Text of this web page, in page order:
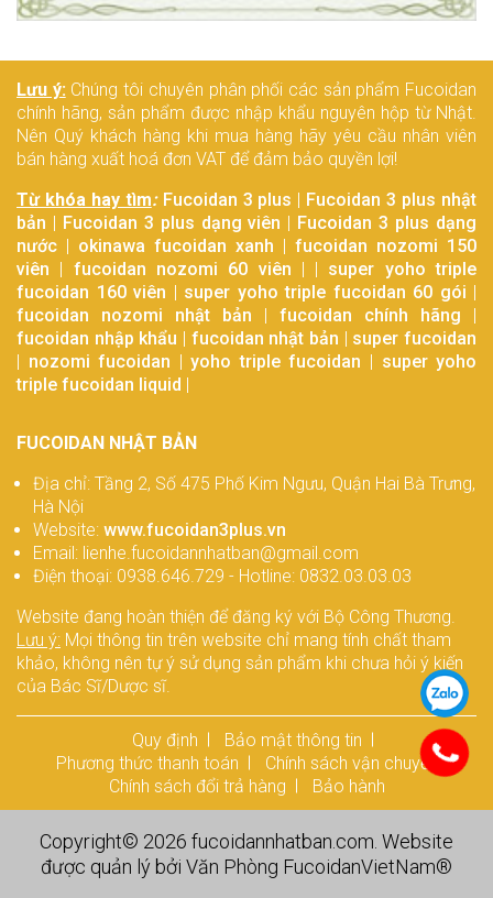
Lưu ý: Chúng tôi chuyên phân phối các sản phẩm Fucoidan
chính hãng, sản phẩm được nhập khẩu nguyên hộp từ Nhật.
Nên Quý khách hàng khi mua hàng hãy yêu cầu nhân viên
bán hàng xuất hoá đơn VAT để đảm bảo quyền lợi!
Từ khóa hay tìm: Fucoidan 3 plus | Fucoidan 3 plus nhật
bản | Fucoidan 3 plus dạng viên | Fucoidan 3 plus dạng
nước | okinawa fucoidan xanh | fucoidan nozomi 150
viên | fucoidan nozomi 60 viên | | super yoho triple
fucoidan 160 viên | super yoho triple fucoidan 60 gói |
fucoidan nozomi nhật bản | fucoidan chính hãng |
fucoidan nhập khẩu | fucoidan nhật bản | super fucoidan
| nozomi fucoidan |yoho triple fucoidan | super yoho
triple fucoidan liquid |
FUCOIDAN NHẬT BẢN
Địa chỉ: Tầng 2, Số 475 Phố Kim Ngưu, Quận Hai Bà Trưng,
Hà Nội
Website: www.fucoidan3plus.vn
Email: lienhe.fucoidannhatban@gmail.com
Điện thoại: 0938.646.729 - Hotline: 0832.03.03.03
Website đang hoàn thiện để đăng ký với Bộ Công Thương.
Lưu ý: Mọi thông tin trên website chỉ mang tính chất tham
khảo, không nên tự ý sử dụng sản phẩm khi chưa hỏi ý kiến
của Bác Sĩ/Dược sĩ.
Quy định
Bảo mật thông tin
Phương thức thanh toán
Chính sách vận chuyển
Chính sách đổi trả hàng
Bảo hành
Copyright© 2026 fucoidannhatban.com . Website
được quản lý bởi Văn Phòng FucoidanVietNam®